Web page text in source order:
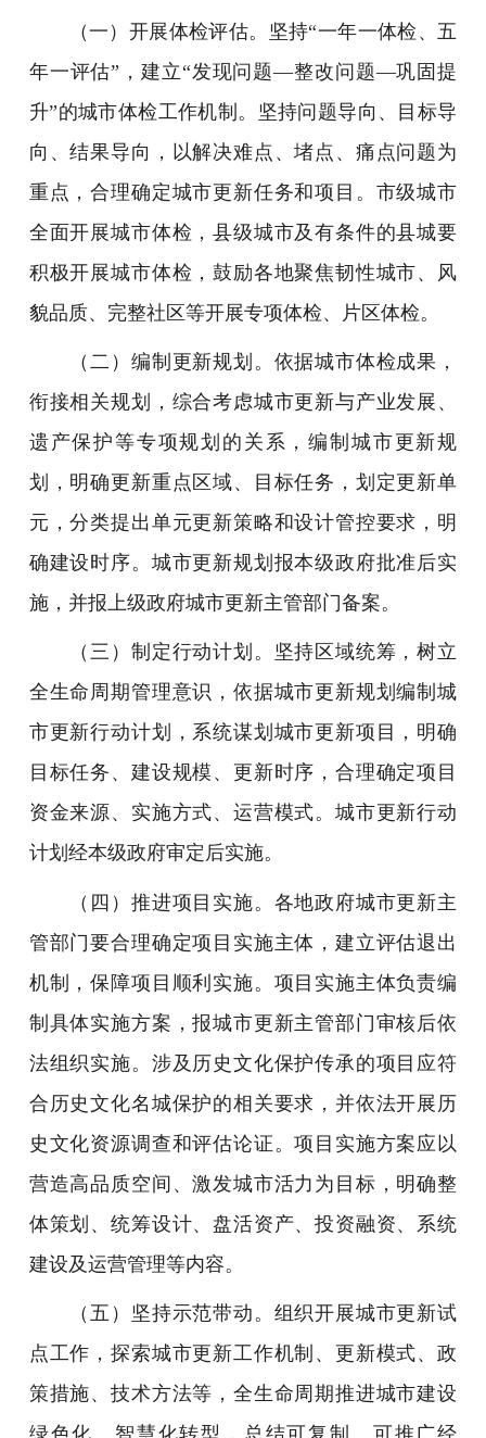
（一）开展体检评估。坚持“一年一体检、五
年一评估”，建立“发现问题—整改问题—巩固提
升”的城市体检工作机制。坚持问题导向、目标导
向、结果导向，以解决难点、堵点、痛点问题为
重点，合理确定城市更新任务和项目。市级城市
全面开展城市体检，县级城市及有条件的县城要
积极开展城市体检，鼓励各地聚焦韧性城市、风
貌品质、完整社区等开展专项体检、片区体检。
（二）编制更新规划。依据城市体检成果，
衔接相关规划，综合考虑城市更新与产业发展、
遗产保护等专项规划的关系，编制城市更新规
划，明确更新重点区域、目标任务，划定更新单
元，分类提出单元更新策略和设计管控要求，明
确建设时序。城市更新规划报本级政府批准后实
施，并报上级政府城市更新主管部门备案。
（三）制定行动计划。坚持区域统筹，树立
全生命周期管理意识，依据城市更新规划编制城
市更新行动计划，系统谋划城市更新项目，明确
目标任务、建设规模、更新时序，合理确定项目
资金来源、实施方式、运营模式。城市更新行动
计划经本级政府审定后实施。
（四）推进项目实施。各地政府城市更新主
管部门要合理确定项目实施主体，建立评估退出
机制，保障项目顺利实施。项目实施主体负责编
制具体实施方案，报城市更新主管部门审核后依
法组织实施。涉及历史文化保护传承的项目应符
合历史文化名城保护的相关要求，并依法开展历
史文化资源调查和评估论证。项目实施方案应以
营造高品质空间、激发城市活力为目标，明确整
体策划、统筹设计、盘活资产、投资融资、系统
建设及运营管理等内容。
（五）坚持示范带动。组织开展城市更新试
点工作，探索城市更新工作机制、更新模式、政
策措施、技术方法等，全生命周期推进城市建设